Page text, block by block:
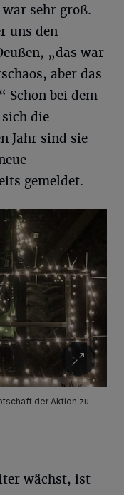
sehr groß.
uns den
„das war
aber das
Schon bei dem
die
Jahr sind sie
gemeldet.
der Aktion zu
wächst, ist